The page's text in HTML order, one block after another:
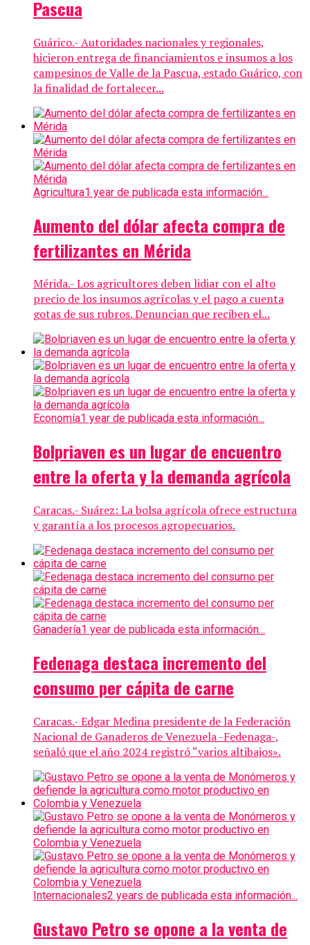
Pascua
Guárico.- Autoridades nacionales y regionales,
hicieron entrega de financiamientos e insumos a los
campesinos de Valle de la Pascua, estado Guárico, con
la finalidad de fortalecer...
Agricultura1 year de publicada esta información...
Aumento del dólar afecta compra de
fertilizantes en Mérida
Mérida.- Los agricultores deben lidiar con el alto
precio de los insumos agrícolas y el pago a cuenta
gotas de sus rubros. Denuncian que reciben el...
Economía1 year de publicada esta información...
Bolpriaven es un lugar de encuentro
entre la oferta y la demanda agrícola
Caracas.- Suárez: La bolsa agrícola ofrece estructura
y garantía a los procesos agropecuarios.
Ganadería1 year de publicada esta información...
Fedenaga destaca incremento del
consumo per cápita de carne
Caracas.- Edgar Medina presidente de la Federación
Nacional de Ganaderos de Venezuela -Fedenaga-,
señaló que el año 2024 registró “varios altibajos».
Internacionales2 years de publicada esta información...
Gustavo Petro se opone a la venta de